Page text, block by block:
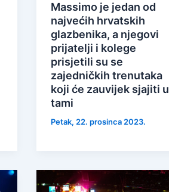
Massimo je jedan od
najvećih hrvatskih
glazbenika, a njegovi
prijatelji i kolege
prisjetili su se
zajedničkih trenutaka
koji će zauvijek sjajiti u
tami
Petak, 22. prosinca 2023.